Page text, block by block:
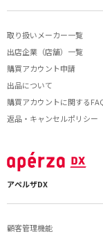
取り扱いメーカー一覧
出店企業（店舗）一覧
購買アカウント申請
出品について
購買アカウントに関する
返品・キャンセルポリシー
アペルザDX
顧客管理機能